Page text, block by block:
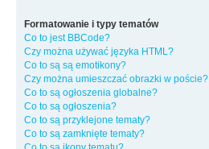
Formatowanie i typy tematów
Co to jest BBCode?
Czy można używać języka HTML?
Co to są są emotikony?
Czy można umieszczać obrazki w poście?
Co to są ogłoszenia globalne?
Co to są ogłoszenia?
Co to są przyklejone tematy?
Co to są zamknięte tematy?